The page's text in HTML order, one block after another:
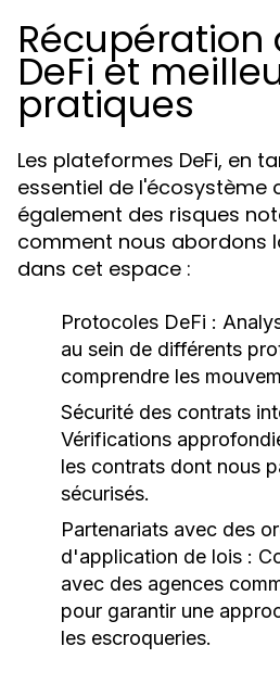
Récupération
DeFi et
pratiques
Les plateformes DeFi, en
essentiel de l'écosystème
également des risques
comment nous abordons
dans cet espace :
Protocoles DeFi :
au sein de différents
comprendre les
Sécurité des contrats
Vérifications
les contrats dont nous
sécurisés.
Partenariats avec des
d'application de lois :
avec des agences
pour garantir une
les escroqueries.